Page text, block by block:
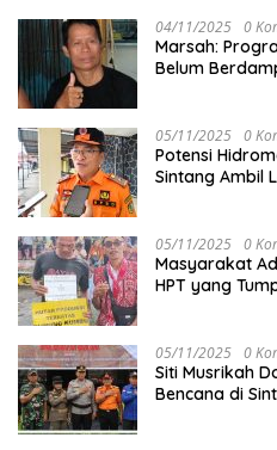
04/11/2025 0
Marsah:
Belum
05/11/2025 0
Potensi
Sintang Ambil
05/11/2025 0
Masyarakat
HPT yang
05/11/2025 0
Siti Musrikah
Bencana di